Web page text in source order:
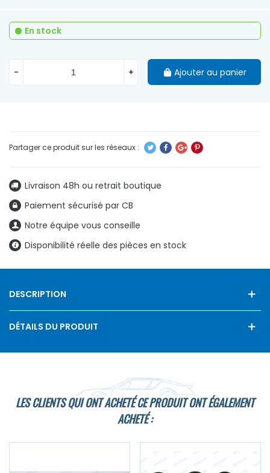
Livraison 48h ou retrait boutique
Paiement sécurisé par CB
Notre équipe vous conseille
Disponibilité réelle des pièces en stock
En stock
- + Ajouter au panier
DESCRIPTION
DÉTAILS DU PRODUIT
LES CLIENTS QUI ONT ACHETÉ CE PRODUIT ONT ÉGALEMENT
ACHETÉ :